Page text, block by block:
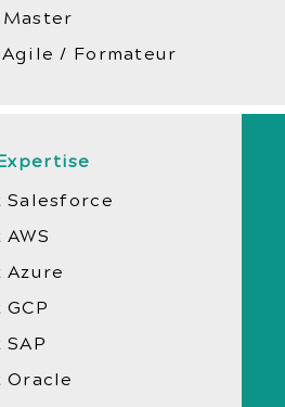
Agile / Formateur
Salesforce
Azure
Oracle